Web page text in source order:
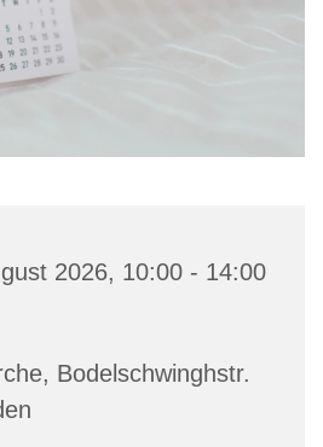
2026, 10:00 - 14:00
Bodelschwinghstr.